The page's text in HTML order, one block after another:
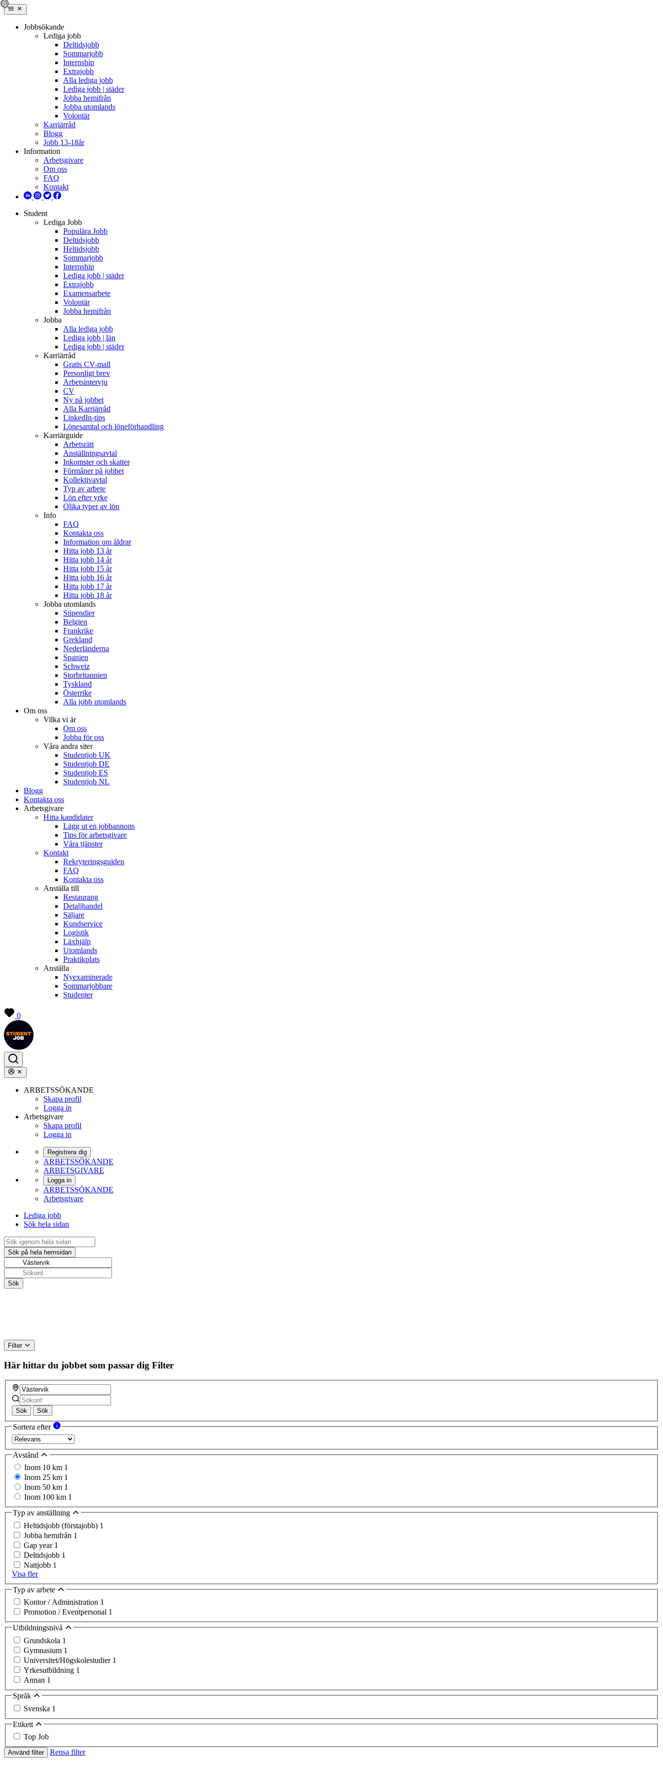
Jobbsökande
Lediga jobb
Deltidsjobb
Sommarjobb
Internship
Extrajobb
Alla lediga jobb
Lediga jobb | städer
Jobba hemifrån
Jobba utomlands
Volontär
Karriärråd
Blogg
Jobb 13-18år
Information
Arbetsgivare
Om oss
FAQ
Kontakt
Student
Lediga Jobb
Populära Jobb
Deltidsjobb
Heltidsjobb
Sommarjobb
Internship
Lediga jobb | städer
Extrajobb
Examensarbete
Volontär
Jobba hemifrån
Jobba
Alla lediga jobb
Lediga jobb | län
Lediga jobb | städer
Karriärråd
Gratis CV-mall
Personligt brev
Arbetsintervju
CV
Ny på jobbet
Alla Karriärråd
LinkedIn-tips
Lönesamtal och löneförhandling
Karriärguide
Arbetsrätt
Anställningsavtal
Inkomster och skatter
Förmåner på jobbet
Kollektivavtal
Typ av arbete
Lön efter yrke
Olika typer av lön
Info
FAQ
Kontakta oss
Information om åldrar
Hitta jobb 13 år
Hitta jobb 14 år
Hitta jobb 15 år
Hitta jobb 16 år
Hitta jobb 17 år
Hitta jobb 18 år
Jobba utomlands
Stipendier
Belgien
Frankrike
Grekland
Nederländerna
Spanien
Schweiz
Storbritannien
Tyskland
Österrike
Alla jobb utomlands
Om oss
Vilka vi är
Om oss
Jobba för oss
Våra andra siter
Studentjob UK
Studentjob DE
Studentjob ES
Studentjob NL
Blogg
Kontakta oss
Arbetsgivare
Hitta kandidater
Lägg ut en jobbannons
Tips för arbetsgivare
Våra tjänster
Kontakt
Rekryteringsguiden
FAQ
Kontakta oss
Anställa till
Restaurang
Detaljhandel
Säljare
Kundservice
Logistik
Läxhjälp
Utomlands
Praktikplats
Anställa
Nyexaminerade
Sommarjobbare
Studenter
0
ARBETSSÖKANDE
Skapa profil
Logga in
Arbetsgivare
Skapa profil
Logga in
Registrera dig
ARBETSSÖKANDE
ARBETSGIVARE
Logga in
ARBETSSÖKANDE
Arbetsgivare
Lediga jobb
Sök hela sidan
Filter
Här hittar du jobbet som passar dig Filter
Sök Sök
Sortera efter
Avstånd
Inom 10 km 1
Inom 25 km 1
Inom 50 km 1
Inom 100 km 1
Typ av anställning
Heltidsjobb (förstajobb) 1
Jobba hemifrån 1
Gap year 1
Deltidsjobb 1
Nattjobb 1
Visa fler
Typ av arbete
Kontor / Administration 1
Promotion / Eventpersonal 1
Utbildningsnivå
Grundskola 1
Gymnasium 1
Universitet/Högskolestudier 1
Yrkesutbildning 1
Annan 1
Språk
Svenska 1
Etikett
Top Job
Använd filter Rensa filter